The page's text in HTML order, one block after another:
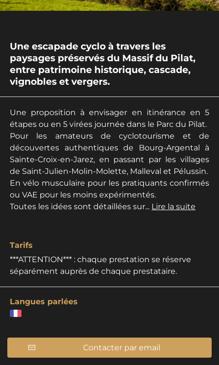
Une escapade cyclo à travers les
paysages préservés du Massif du Pilat,
entre patrimoine historique, cascade,
vignobles et vergers.
Une proposition à envisager en itinérance en 5
étapes ou en 5 virées journée dans le Parc du Pilat.
Pour les amateurs de cyclotourisme et de
découvertes authentiques de Bourg-Argental à
Sainte-Croix-en-Jarez, en passant par les villages
de Saint-Julien-Molin-Molette, Malleval et Pélussin.
En vélo musculaire pour les pratiquants confirmés
ou VAE pour les moins expérimentés.
Toutes les idées sont détaillées sur... Lire la suite
Tarifs
***ATTENTION*** : chaque prestation se réserve
séparément auprès de chaque prestataire.
Langues parlées
Contacter par email